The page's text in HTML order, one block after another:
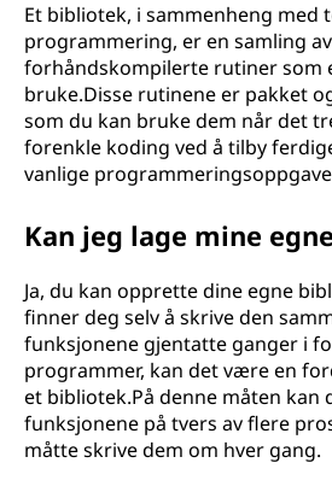
Et bibliotek, i sammenheng med
programmering, er en samling av
forhåndskompilerte rutiner som
bruke.Disse rutinene er pakket
som du kan bruke dem når det
forenkle koding ved å tilby
vanlige
Kan jeg lage mine
Ja, du kan opprette dine egne
finner deg selv å skrive den
funksjonene gjentatte ganger i
programmer, kan det være en
et bibliotek.På denne måten kan
funksjonene på tvers av flere
måtte skrive dem om hver gang.